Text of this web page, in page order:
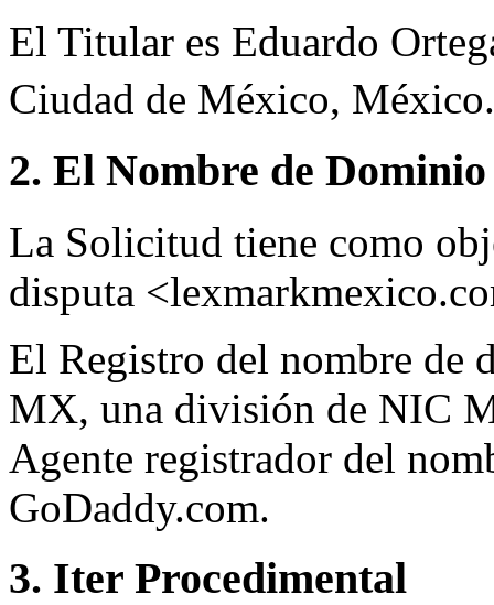
El Titular es Eduardo
Ciudad de México, México.
2. El Nombre de
La Solicitud tiene como
disputa
El Registro del nombre de
MX, una división de NIC
Agente registrador del
GoDaddy.com.
3. Iter Procedimental